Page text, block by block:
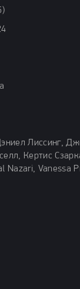
Лиссинг,
Кертис
Nazari, Vanessa